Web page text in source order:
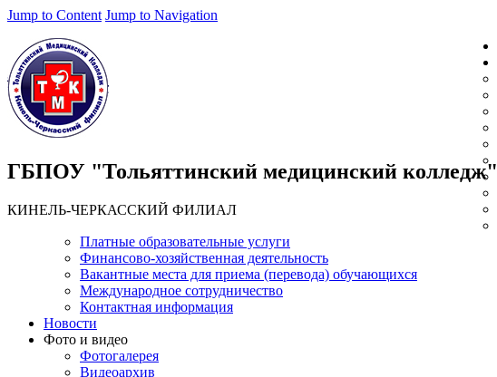
Jump to Content Jump to Navigation
ГБПОУ "Тольяттинский медицинский колледж"
КИНЕЛЬ-ЧЕРКАССКИЙ ФИЛИАЛ
Платные образовательные услуги
Финансово-хозяйственная деятельность
Вакантные места для приема (перевода) обучающихся
Международное сотрудничество
Контактная информация
Новости
Фото и видео
Фотогалерея
Видеоархив